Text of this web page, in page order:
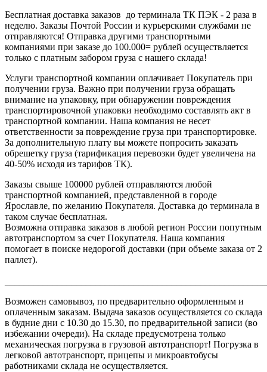
Бесплатная доставка заказов до терминала ТК ПЭК - 2 раза в
неделю. Заказы Почтой России и курьерскими службами не
отправляются! Отправка другими транспортными
компаниями при заказе до 100.000= рублей осуществляется
только с платным забором груза с нашего склада!
Услуги транспортной компании оплачивает Покупатель при
получении груза. Важно при получении груза обращать
внимание на упаковку, при обнаружении повреждения
транспортировочной упаковки необходимо составлять акт в
транспортной компании. Наша компания не несет
ответственности за повреждение груза при транспортировке.
За дополнительную плату вы можете попросить заказать
обрешетку груза (тарификация перевозки будет увеличена на
40-50% исходя из тарифов ТК).
Заказы свыше 100000 рублей отправляются любой
транспортной компанией, представленной в городе
Ярославле, по желанию Покупателя. Доставка до терминала в
таком случае бесплатная.
Возможна отправка заказов в любой регион России попутным
автотранспортом за счет Покупателя. Наша компания
помогает в поиске недорогой доставки (при объеме заказа от 2
паллет).
Возможен самовывоз, по предварительно оформленным и
оплаченным заказам. Выдача заказов осуществляется со склада
в будние дни с 10.30 до 15.30, по предварительной записи (во
избежании очереди). На складе предусмотрена только
механическая погрузка в грузовой автотранспорт! Погрузка в
легковой автотранспорт, прицепы и микроавтобусы
работниками склада не осуществляется.